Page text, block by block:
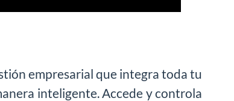
empresarial que integra toda tu
inteligente. Accede y controla